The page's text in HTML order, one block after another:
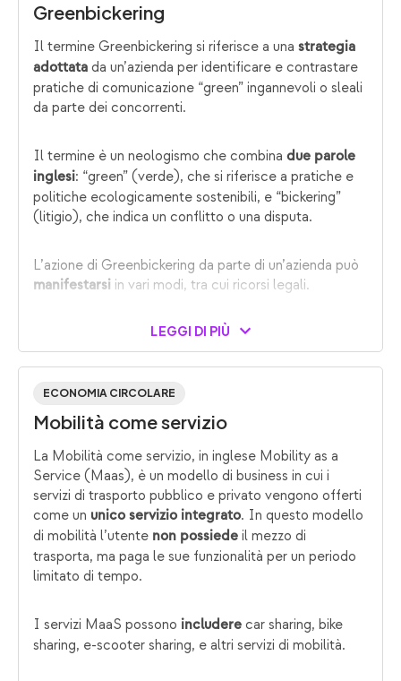
Greenbickering
Il termine Greenbickering si riferisce a una strategia
adottata da un’azienda per identificare e contrastare
pratiche di comunicazione “green” ingannevoli o sleali
da parte dei concorrenti.
Il termine è un neologismo che combina due parole
inglesi: “green” (verde), che si riferisce a pratiche e
politiche ecologicamente sostenibili, e “bickering”
(litigio), che indica un conflitto o una disputa.
L’azione di Greenbickering da parte di un’azienda può
manifestarsi in vari modi, tra cui ricorsi legali.
LEGGI DI PIÙ
ECONOMIA CIRCOLARE
Mobilità come servizio
La Mobilità come servizio, in inglese Mobility as a
Service (Maas), è un modello di business in cui i
servizi di trasporto pubblico e privato vengono offerti
come un unico servizio integrato. In questo modello
di mobilità l’utente non possiede il mezzo di
trasporta, ma paga le sue funzionalità per un periodo
limitato di tempo.
I servizi MaaS possono includere car sharing, bike
sharing, e-scooter sharing, e altri servizi di mobilità.